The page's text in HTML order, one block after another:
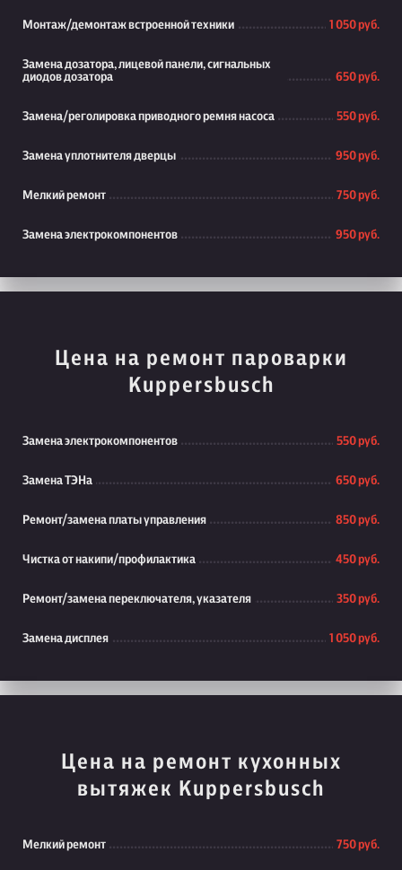
Монтаж/демонтаж встроенной техники 1 050 руб.
Замена дозатора, лицевой панели, сигнальных
диодов дозатора
650 руб.
Замена/реголировка приводного ремня насоса 550 руб.
Замена уплотнителя дверцы 950 руб.
Мелкий ремонт 750 руб.
Замена электрокомпонентов 950 руб.
Цена на ремонт пароварки
Kuppersbusch
Замена электрокомпонентов 550 руб.
Замена ТЭНа 650 руб.
Ремонт/замена платы управления 850 руб.
Чистка от накипи/профилактика 450 руб.
Ремонт/замена переключателя, указателя 350 руб.
Замена дисплея 1 050 руб.
Цена на ремонт кухонных
вытяжек Kuppersbusch
Мелкий ремонт 750 руб.